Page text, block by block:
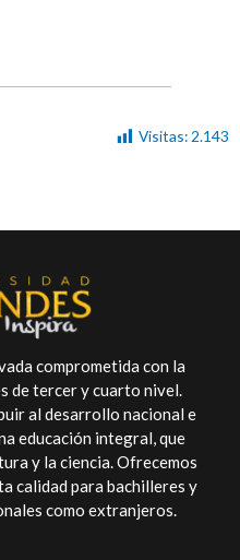
Visitas: 2.143
comprometida con la
de tercer y cuarto nivel.
al desarrollo nacional e
educación integral, que
y la ciencia. Ofrecemos
calidad para bachilleres y
como extranjeros.